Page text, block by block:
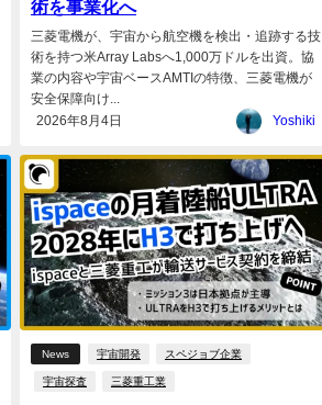
術を事業化へ
三菱電機が、宇宙から航空機を検出・追跡する技
術を持つ米Array Labsへ1,000万ドルを出資。協
業の内容や宇宙ベースAMTIの特徴、三菱電機が
安全保障向け...
2026年8月4日
Yoshiki
News 宇宙開発 スペジョブ企業
宇宙探査 三菱重工業